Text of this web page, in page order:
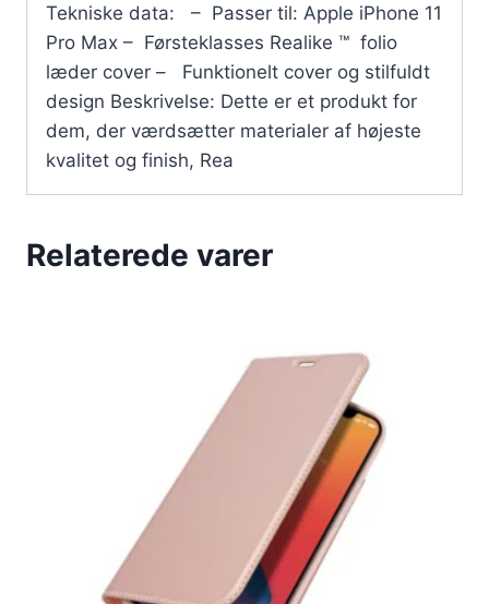
Tekniske data: – Passer til: Apple iPhone 11
Pro Max – Førsteklasses Realike ™ folio
læder cover – Funktionelt cover og stilfuldt
design Beskrivelse: Dette er et produkt for
dem, der værdsætter materialer af højeste
kvalitet og finish, Rea
Relaterede varer